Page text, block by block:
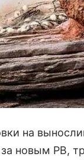
на
новым PB,